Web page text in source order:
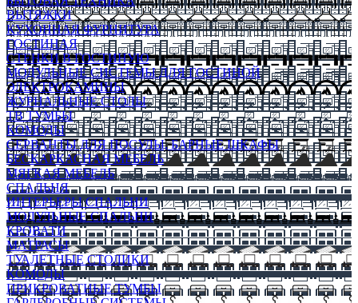
ВЫТЯЖКИ
КУХОННАЯ ФУРНИТУРА
ГОСТИНАЯ
СТЕНКИ В ГОСТИНУЮ
МОДУЛЬНЫЕ СИСТЕМЫ ДЛЯ ГОСТИНОЙ
ЭЛЕКТРОКАМИНЫ
ЖУРНАЛЬНЫЕ СТОЛЫ
ТВ ТУМБЫ
КОМОДЫ
СЕРВАНТЫ ДЛЯ ПОСУДЫ, БАРНЫЕ ШКАФЫ
БЕСКАРКАСНАЯ МЕБЕЛЬ
МЯГКАЯ МЕБЕЛЬ
СПАЛЬНЯ
ИНТЕРЬЕРЫ СПАЛЬНИ
МОДУЛЬНЫЕ СПАЛЬНИ
КРОВАТИ
МАТРАСЫ
ТУАЛЕТНЫЕ СТОЛИКИ
КОМОДЫ
ПРИКРОВАТНЫЕ ТУМБЫ